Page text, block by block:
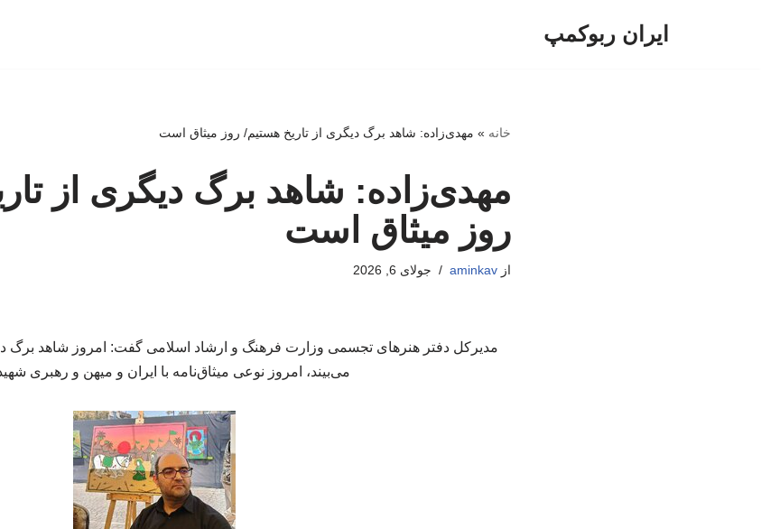
ایران ربوکمپ
خانه » مهدی‌زاده: شاهد برگ دیگری از تاریخ هستیم/ روز میثاق است
مهدی‌زاده: شاهد برگ دیگری از
روز میثاق است
ازaminkav جولای 6, 2026
مدیرکل دفتر هنرهای تجسمی وزارت فرهنگ و ارشاد اسلامی گفت: امروز شاهد برگ
می‌بیند، امروز نوعی میثاق‌نامه با ایران و میهن و رهبری